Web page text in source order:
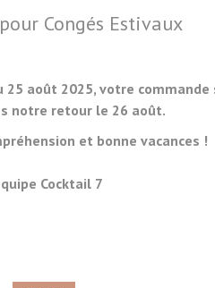
Congés Estivaux
25 août 2025, votre commande
notre retour le 26 août.
et bonne vacances !
Cocktail 7